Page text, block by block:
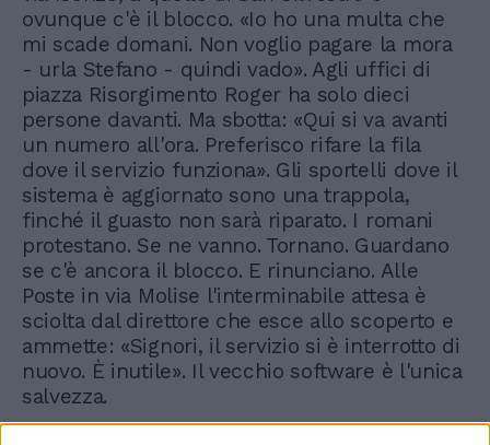
ovunque c'è il blocco. «Io ho una multa che
mi scade domani. Non voglio pagare la mora
- urla Stefano - quindi vado». Agli uffici di
piazza Risorgimento Roger ha solo dieci
persone davanti. Ma sbotta: «Qui si va avanti
un numero all'ora. Preferisco rifare la fila
dove il servizio funziona». Gli sportelli dove il
sistema è aggiornato sono una trappola,
finché il guasto non sarà riparato. I romani
protestano. Se ne vanno. Tornano. Guardano
se c'è ancora il blocco. E rinunciano. Alle
Poste in via Molise l'interminabile attesa è
sciolta dal direttore che esce allo scoperto e
ammette: «Signori, il servizio si è interrotto di
nuovo. È inutile». Il vecchio software è l'unica
salvezza.